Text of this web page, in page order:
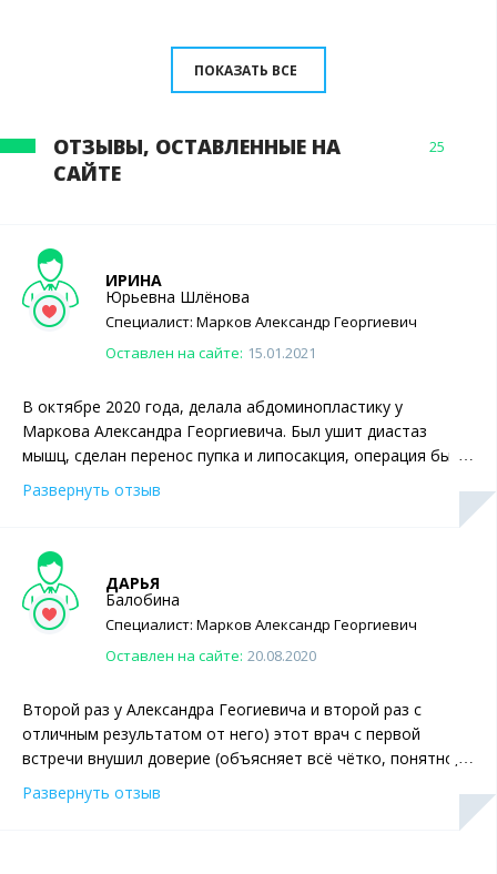
ПОКАЗАТЬ ВСЕ
ОТЗЫВЫ, ОСТАВЛЕННЫЕ НА
САЙТЕ
25
ИРИНА
Юрьевна Шлёнова
Специалист: Марков Александр Георгиевич
Оставлен на сайте: 15.01.2021
В октябре 2020 года, делала абдоминопластику у
Маркова Александра Георгиевича. Был ушит диастаз
мышц, сделан перенос пупка и липосакция, операция была
момент после операции прошло около 3 месяцев. То, что
довольна результатом, у меня плоский живот с талией.
Александр Георгиевич профессионал своего дела, не
бойтесь ему довериться. Не многословен, говорит все по
делу, главное слушать врача и после операции
придерживаться его рекомендаций. Спасибо ему
в выборе хирурга.
Развернуть отзыв
ДАРЬЯ
Балобина
Специалист: Марков Александр Георгиевич
Оставлен на сайте: 20.08.2020
Второй раз у Александра Геогиевича и второй раз с
отличным результатом от него) этот врач с первой
встречи внушил доверие (объясняет всё чётко, понятно,
и продолжу в дальнейшем! Спасибо!
Развернуть отзыв